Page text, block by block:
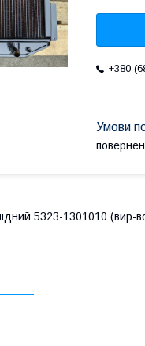
+380
5323-1301010 (вир-